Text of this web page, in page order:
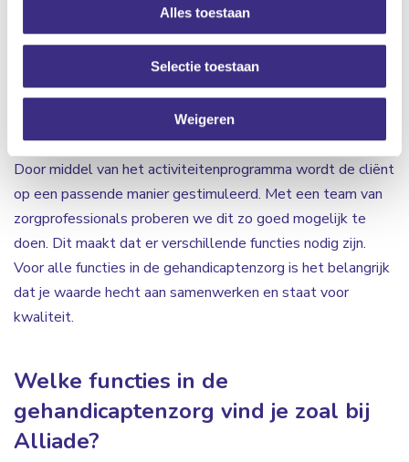
Alles toestaan
Selectie toestaan
Weigeren
cliënten kunnen ondersteunen en begeleiden zodat
moeilijke situaties omgebogen worden naar kansen. Ook
ondersteun je bij Algemene Dagelijkse Levensverrichtingen
(ADL). De cliënten worden hierbij gemotiveerd om veel
zelf te proberen. Verder is het ondersteunen bij de
vrijetijdsinvulling één van de taken in de gehandicaptenzorg.
Door middel van het activiteitenprogramma wordt de cliënt
op een passende manier gestimuleerd. Met een team van
zorgprofessionals proberen we dit zo goed mogelijk te
doen. Dit maakt dat er verschillende functies nodig zijn.
Voor alle functies in de gehandicaptenzorg is het belangrijk
dat je waarde hecht aan samenwerken en staat voor
kwaliteit.
Welke functies in de
gehandicaptenzorg vind je zoal bij
Alliade?